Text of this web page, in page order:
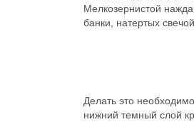
Мелкозернистой
банки, натертых свечой.
Делать это
нижний темный слой